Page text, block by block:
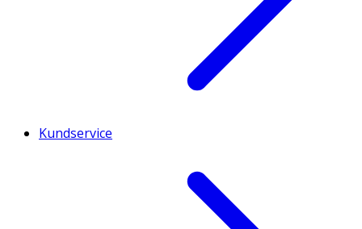
Kundservice